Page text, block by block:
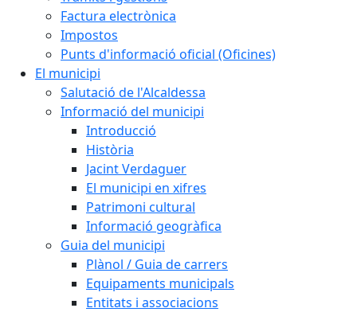
Factura electrònica
Impostos
Punts d'informació oficial (Oficines)
El municipi
Salutació de l'Alcaldessa
Informació del municipi
Introducció
Història
Jacint Verdaguer
El municipi en xifres
Patrimoni cultural
Informació geogràfica
Guia del municipi
Plànol / Guia de carrers
Equipaments municipals
Entitats i associacions